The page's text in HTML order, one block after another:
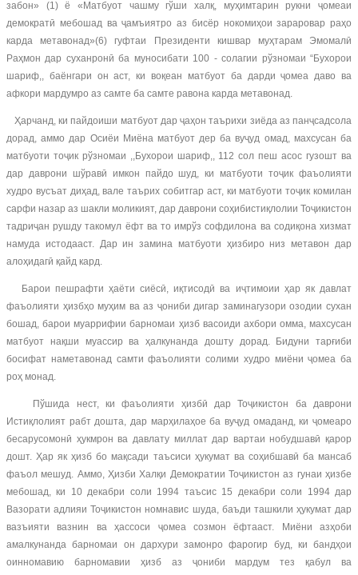
забон» (1) ё «Матбуот чашму гўши халқ, муҳимтарин рукни ҷомеаи
демократӣ мебошад ва ҷамъиятро аз бисёр нокомиҳои зараровар раҳо
карда метавонад»(6) гуфтаи Президенти кишвар муҳтарам Эмомалӣ
Раҳмон дар суханронӣ ба муносибати 100 - солагии рўзномаи “Бухорои
шариф,, баёнгари он аст, ки воқеан матбуот ба дарди ҷомеа даво ва
афкори мардумро аз самте ба самте равона карда метавонад.
Ҳарчанд, ки пайдоиши матбуот дар ҷаҳон таърихи зиёда аз панҷсадсола
дорад, аммо дар Осиёи Миёна матбуот дер ба вуҷуд омад, махсусан ба
матбуоти тоҷик рўзномаи ,,Бухорои шариф,, 112 сол пеш асос гузошт ва
дар даврони шўравӣ имкон пайдо шуд, ки матбуоти тоҷик фаъолияти
худро вусъат диҳад, вале таърих собитгар аст, ки матбуоти тоҷик комилан
сарфи назар аз шакли моликият, дар даврони соҳибистиқлолии Тоҷикистон
тадриҷан рушду такомул ёфт ва то имрўз софдилона ва содиқона хизмат
намуда истодааст. Дар ин замина матбуоти ҳизбиро низ метавон дар
алоҳидагӣ қайд кард.
Барои пешрафти ҳаёти сиёсӣ, иқтисодӣ ва иҷтимоии ҳар як давлат
фаъолияти ҳизбҳо муҳим ва аз ҷониби дигар заминагузори озодии сухан
бошад, барои муаррифии барномаи ҳизб васоиди ахбори омма, махсусан
матбуот нақши муассир ва ҳалкунанда дошту дорад. Бидуни тарғиби
босифат наметавонад самти фаъолияти солими худро миёни ҷомеа ба
роҳ монад.
Пўшида нест, ки фаъолияти ҳизбӣ дар Тоҷикистон ба даврони
Истиқлолият рабт дошта, дар марҳилаҳое ба вуҷуд омаданд, ки ҷомеаро
бесарусомонӣ ҳукмрон ва давлату миллат дар вартаи нобудшавӣ қарор
дошт. Ҳар як ҳизб бо мақсади таъсиси ҳукумат ва соҳибшавӣ ба мансаб
фаъол мешуд. Аммо, Ҳизби Халқи Демократии Тоҷикистон аз гунаи ҳизбе
мебошад, ки 10 декабри соли 1994 таъсис 15 декабри соли 1994 дар
Вазорати адлияи Тоҷикистон номнавис шуда, баъди ташкили ҳукумат дар
вазъияти вазнин ва ҳассоси ҷомеа созмон ёфтааст. Миёни азҳоби
амалкунанда барномаи он дархури замонро фарогир буд, ки бандҳои
оинномавию барномавии ҳизб аз ҷониби мардум тез қабул ва